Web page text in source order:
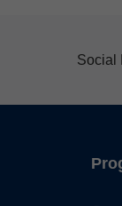
Social